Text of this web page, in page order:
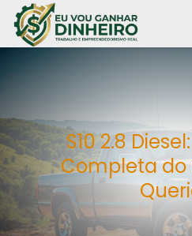
S10 2.8
Completa do